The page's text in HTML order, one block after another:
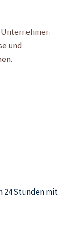
und
24 Stunden mit